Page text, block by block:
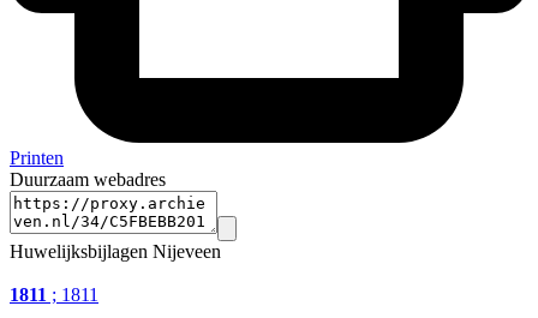
Printen
Duurzaam webadres
Huwelijksbijlagen Nijeveen
1811 ; 1811